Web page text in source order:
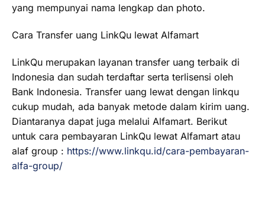
yang mempunyai nama lengkap dan photo.
Cara Transfer uang LinkQu lewat Alfamart
LinkQu merupakan layanan transfer uang terbaik di
Indonesia dan sudah terdaftar serta terlisensi oleh
Bank Indonesia. Transfer uang lewat dengan linkqu
cukup mudah, ada banyak metode dalam kirim uang.
Diantaranya dapat juga melalui Alfamart. Berikut
untuk cara pembayaran LinkQu lewat Alfamart atau
alaf group : https://www.linkqu.id/cara-pembayaran-
alfa-group/